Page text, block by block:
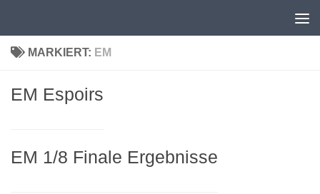
MARKIERT: EM
EM Espoirs
EM 1/8 Finale Ergebnisse